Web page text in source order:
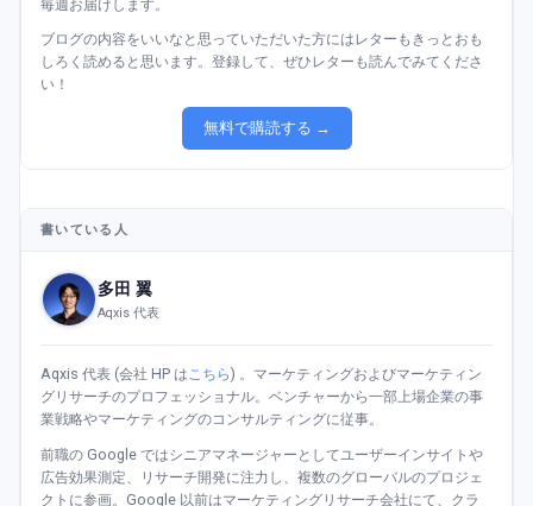
毎週お届けします。
ブログの内容をいいなと思っていただいた方にはレターもきっとおも
しろく読めると思います。登録して、ぜひレターも読んでみてくださ
い！
無料で購読する →
書いている人
多田 翼
Aqxis 代表
Aqxis 代表 (会社 HP はこちら) 。マーケティングおよびマーケティン
グリサーチのプロフェッショナル。ベンチャーから一部上場企業の事
業戦略やマーケティングのコンサルティングに従事。
前職の Google ではシニアマネージャーとしてユーザーインサイトや
広告効果測定、リサーチ開発に注力し、複数のグローバルのプロジェ
クトに参画。Google 以前はマーケティングリサーチ会社にて、クラ